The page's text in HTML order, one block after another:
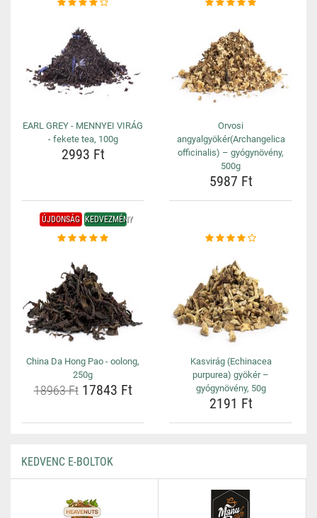
EARL GREY - MENNYEI VIRÁG
- fekete tea, 100g
2993 Ft
Orvosi
angyalgyökér(Archangelica
officinalis) – gyógynövény,
500g
5987 Ft
ÚJDONSÁG KEDVEZMÉNY
China Da Hong Pao - oolong,
250g
18963 Ft17843 Ft
Kasvirág (Echinacea
purpurea) gyökér –
gyógynövény, 50g
2191 Ft
KEDVENC E-BOLTOK